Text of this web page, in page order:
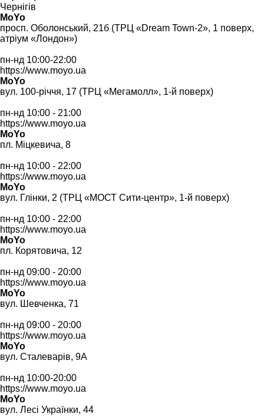
Чернігів
MoYo
просп. Оболонський, 21б (ТРЦ «Dream Town-2», 1 поверх,
атріум «Лондон»)
пн-нд 10:00-22:00
https://www.moyo.ua
MoYo
вул. 100-річчя, 17 (ТРЦ «Мегамолл», 1-й поверх)
пн-нд 10:00 - 21:00
https://www.moyo.ua
MoYo
пл. Міцкевича, 8
пн-нд 10:00 - 22:00
https://www.moyo.ua
MoYo
вул. Глінки, 2 (ТРЦ «МОСТ Сити-центр», 1-й поверх)
пн-нд 10:00 - 22:00
https://www.moyo.ua
MoYo
пл. Корятовича, 12
пн-нд 09:00 - 20:00
https://www.moyo.ua
MoYo
вул. Шевченка, 71
пн-нд 09:00 - 20:00
https://www.moyo.ua
MoYo
вул. Сталеварів, 9А
пн-нд 10:00-20:00
https://www.moyo.ua
MoYo
вул. Лесі Українки, 44